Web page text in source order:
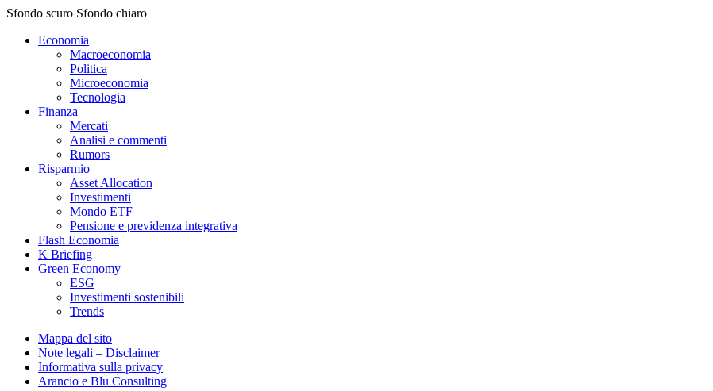
Sfondo scuro Sfondo chiaro
Economia
Macroeconomia
Politica
Microeconomia
Tecnologia
Finanza
Mercati
Analisi e commenti
Rumors
Risparmio
Asset Allocation
Investimenti
Mondo ETF
Pensione e previdenza integrativa
Flash Economia
K Briefing
Green Economy
ESG
Investimenti sostenibili
Trends
Mappa del sito
Note legali – Disclaimer
Informativa sulla privacy
Arancio e Blu Consulting